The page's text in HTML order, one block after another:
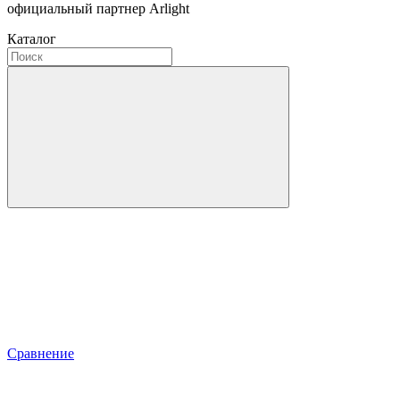
официальный партнер Arlight
Каталог
Сравнение